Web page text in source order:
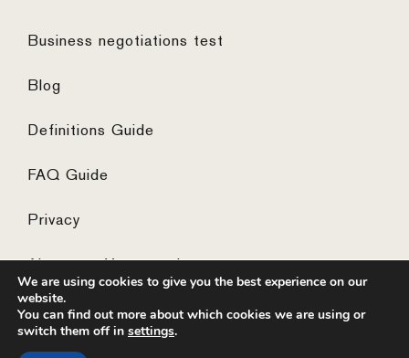
Business negotiations test
Blog
Definitions Guide
FAQ Guide
Privacy
© 2026 ·
We are using cookies to give you the best experience on our
website.
You can find out more about which cookies we are using or
switch them off in settings.